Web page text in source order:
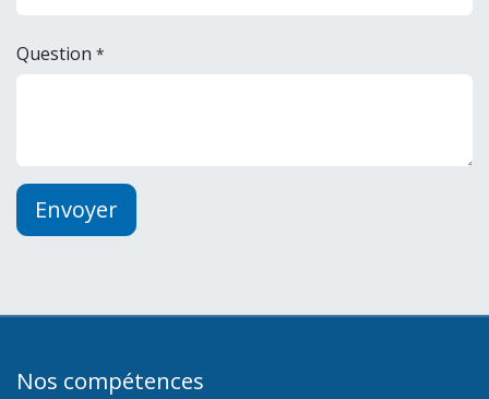
Question *
Envoyer
Nos compétences